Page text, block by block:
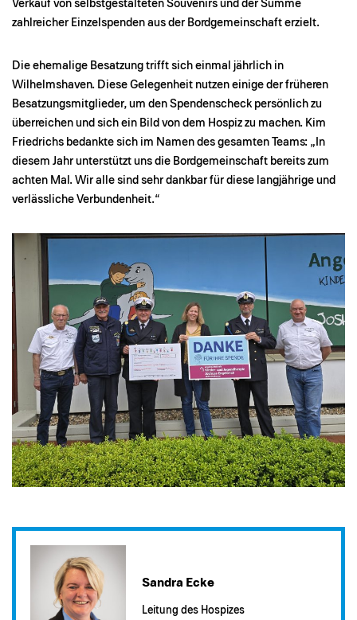
Verkauf von selbstgestalteten Souvenirs und der Summe
zahlreicher Einzelspenden aus der Bordgemeinschaft erzielt.
Die ehemalige Besatzung trifft sich einmal jährlich in
Wilhelmshaven. Diese Gelegenheit nutzen einige der früheren
Besatzungsmitglieder, um den Spendenscheck persönlich zu
überreichen und sich ein Bild von dem Hospiz zu machen. Kim
Friedrichs bedankte sich im Namen des gesamten Teams: „In
diesem Jahr unterstützt uns die Bordgemeinschaft bereits zum
achten Mal. Wir alle sind sehr dankbar für diese langjährige und
verlässliche Verbundenheit.“
Sandra Ecke
Leitung des Hospizes